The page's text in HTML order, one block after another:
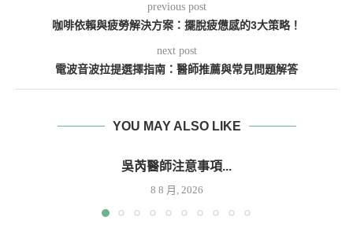
previous post
咖啡依賴與疲勞解決方案：擺脫疲憊感的3大策略！
next post
電波音波拉提選擇指南：醫師推薦與常見問題解答
YOU MAY ALSO LIKE
吳芮醫師注意事項...
8 8 月, 2026